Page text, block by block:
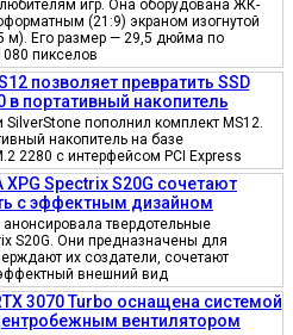
игр. Она оборудована ЖК-
(21:9) экраном изогнутой
м). Его размер — 29,5 дюйма по
пикселов
позволяет превратить SSD
в портативный накопитель
пополнил комплект MS12.
накопитель на базе
2280 с интерфейсом PCI Express
XPG Spectrix S20G сочетают
с эффектным дизайном
твердотельные
S20G. Они предназначены для
их создатели, сочетают
внешний вид
3070 Turbo оснащена системой
вентилятором